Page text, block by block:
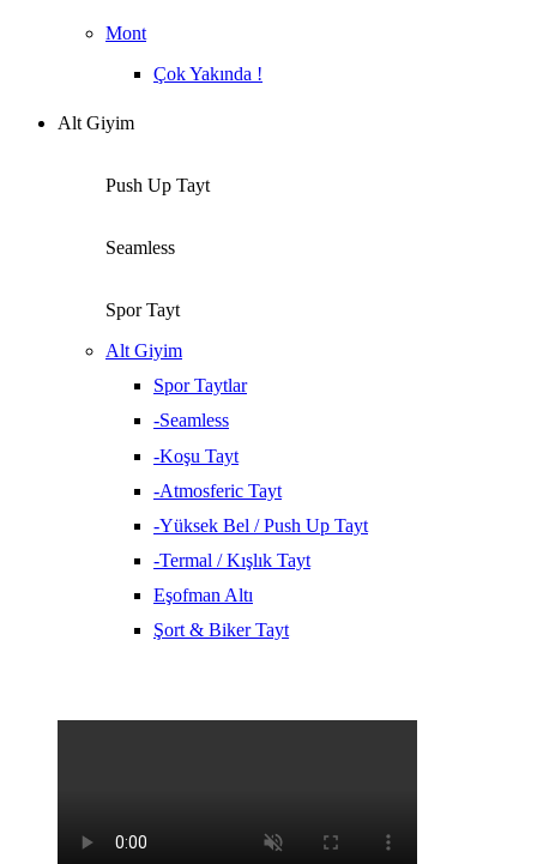
Mont
Çok Yakında !
Alt Giyim
Push Up Tayt
Seamless
Spor Tayt
Alt Giyim
Spor Taytlar
-Seamless
-Koşu Tayt
-Atmosferic Tayt
-Yüksek Bel / Push Up Tayt
-Termal / Kışlık Tayt
Eşofman Altı
Şort & Biker Tayt